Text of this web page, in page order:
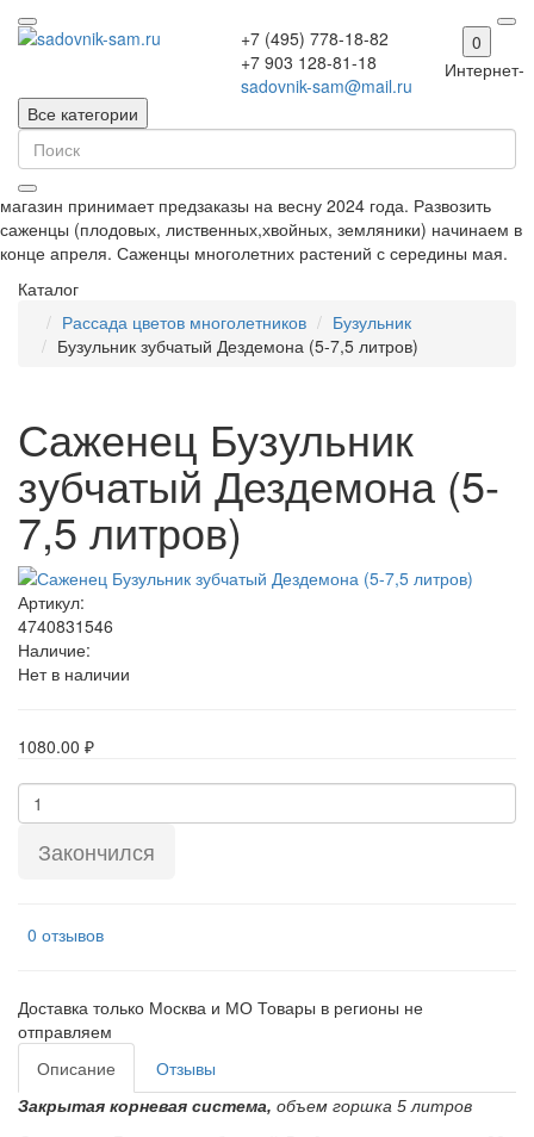
+7 (495) 778-18-82
+7 903 128-81-18
sadovnik-sam@mail.ru
0
Все категории
Интернет-
магазин принимает предзаказы на весну 2024 года. Развозить
саженцы (плодовых, лиственных,хвойных, земляники) начинаем в
конце апреля. Саженцы многолетних растений с середины мая.
Каталог
Рассада цветов многолетников
Бузульник
Бузульник зубчатый Дездемона (5-7,5 литров)
Саженец Бузульник
зубчатый Дездемона (5-
7,5 литров)
Артикул:
4740831546
Наличие:
Нет в наличии
1080.00 ₽
Закончился
0 отзывов
Доставка только Москва и МО Товары в регионы не
отправляем
Описание
Отзывы
Закрытая корневая система, объем горшка 5 литров